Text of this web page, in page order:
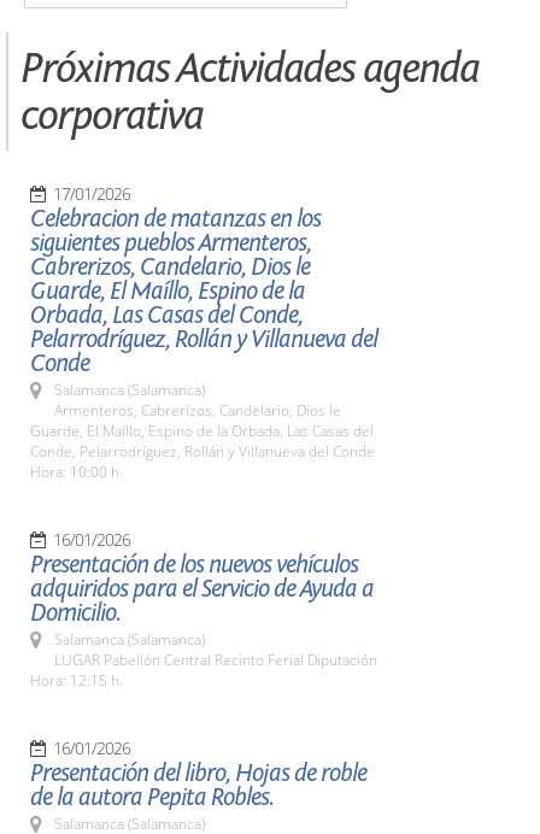
Próximas Actividades agenda
corporativa
17/01/2026
Celebracion de matanzas en los
siguientes pueblos Armenteros,
Cabrerizos, Candelario, Dios le
Guarde, El Maíllo, Espino de la
Orbada, Las Casas del Conde,
Pelarrodríguez, Rollán y Villanueva del
Conde
Salamanca (Salamanca)
Armenteros, Cabrerizos, Candelario, Dios le
Guarde, El Maíllo, Espino de la Orbada, Las Casas del
Conde, Pelarrodríguez, Rollán y Villanueva del Conde
Hora: 10:00 h.
16/01/2026
Presentación de los nuevos vehículos
adquiridos para el Servicio de Ayuda a
Domicilio.
Salamanca (Salamanca)
LUGAR Pabellón Central Recinto Ferial Diputación
Hora: 12:15 h.
16/01/2026
Presentación del libro, Hojas de roble
de la autora Pepita Robles.
Salamanca (Salamanca)